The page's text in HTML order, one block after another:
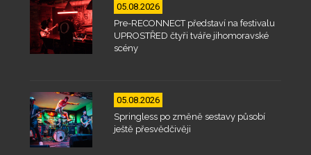
05.08.2026
Pre-RECONNECT představí na festivalu
UPROSTŘED čtyři tváře jihomoravské
scény
05.08.2026
Springless po změně sestavy působí
ještě přesvědčivěji